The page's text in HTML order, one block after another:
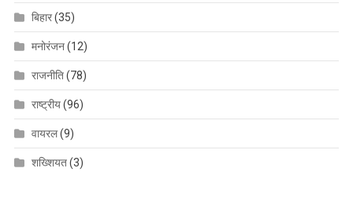
बिहार(35)
मनोरंजन(12)
राजनीति(78)
राष्ट्रीय(96)
वायरल(9)
शख्शियत(3)